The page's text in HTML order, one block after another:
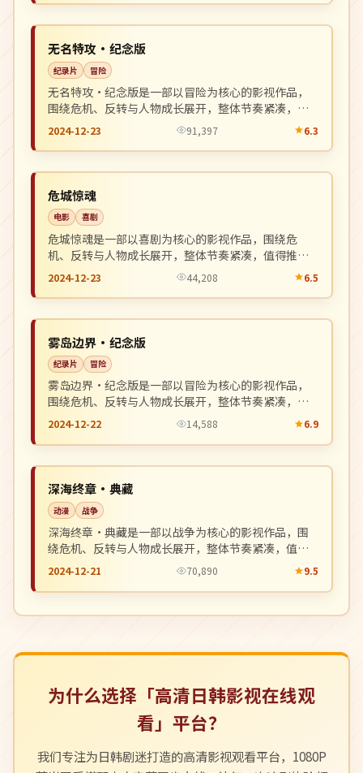
英国
无名特攻·纪念版
纪录片 冒险
无名特攻·纪念版是一部以冒险为核心的影视作品，
围绕危机、反转与人物成长展开，整体节奏紧凑，值
得推荐观看。
2024-12-23 91,397 6.3
日本
危城惊魂
电影 喜剧
危城惊魂是一部以喜剧为核心的影视作品，围绕危
机、反转与人物成长展开，整体节奏紧凑，值得推荐
观看。
2024-12-23 44,208 6.5
韩国
雾岛边界·纪念版
纪录片 冒险
雾岛边界·纪念版是一部以冒险为核心的影视作品，
围绕危机、反转与人物成长展开，整体节奏紧凑，值
得推荐观看。
2024-12-22 14,588 6.9
美国
深海终章·典藏
动漫 战争
深海终章·典藏是一部以战争为核心的影视作品，围
绕危机、反转与人物成长展开，整体节奏紧凑，值得
推荐观看。
2024-12-21 70,890 9.5
为什么选择「高清日韩影视在线观
看」平台？
我们专注为日韩剧迷打造的高清影视观看平台，1080P